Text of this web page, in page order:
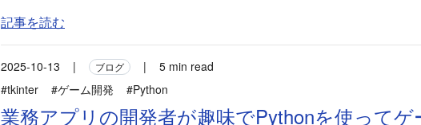
記事を読む
2025-10-13 | ブログ |
5 min read
#tkinter
#ゲーム開発 #Python
業務アプリの開発者が趣味でPythonを使ってゲ